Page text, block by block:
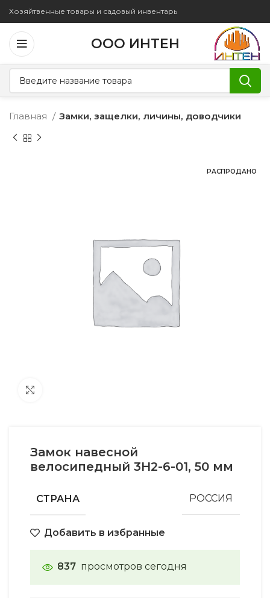
Хозяйтвенные товары и садовый инвентарь
ООО ИНТЕН
Главная Замки, защелки, личины, доводчики
РАСПРОДАНО
Замок навесной
велосипедный 3Н2-6-01, 50 мм
СТРАНА РОССИЯ
Добавить в избранные
837 просмотров сегодня